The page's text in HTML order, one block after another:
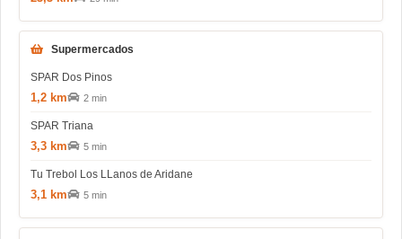
Supermercados
SPAR Dos Pinos
1,2 km 2 min
SPAR Triana
3,3 km 5 min
Tu Trebol Los LLanos de Aridane
3,1 km 5 min